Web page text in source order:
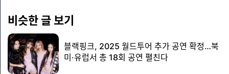
비슷한 글 보기
블랙핑크, 2025 월드투어 추가 공연 확정…북
미·유럽서 총 18회 공연 펼친다